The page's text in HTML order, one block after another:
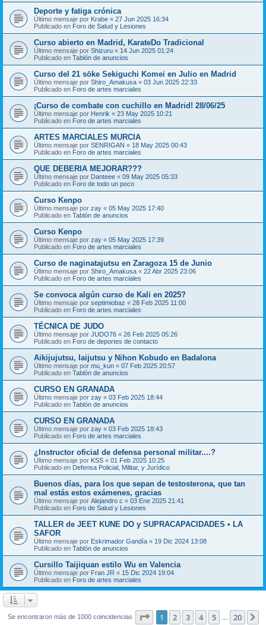
Deporte y fatiga crónica
Último mensaje por Krabe « 27 Jun 2025 16:34
Publicado en Foro de Salud y Lesiones
Curso abierto en Madrid, KarateDo Tradicional
Último mensaje por Shizuru « 14 Jun 2025 01:24
Publicado en Tablón de anuncios
Curso del 21 sōke Sekiguchi Komei en Julio en Madrid
Último mensaje por Shiro_Amakusa « 03 Jun 2025 22:33
Publicado en Foro de artes marciales
¡Curso de combate con cuchillo en Madrid! 28/06/25
Último mensaje por Henrik « 23 May 2025 10:21
Publicado en Foro de artes marciales
ARTES MARCIALES MURCIA
Último mensaje por SENRIGAN « 18 May 2025 00:43
Publicado en Foro de artes marciales
QUE DEBERIA MEJORAR???
Último mensaje por Danteee « 09 May 2025 05:33
Publicado en Foro de todo un poco
Curso Kenpo
Último mensaje por zay « 05 May 2025 17:40
Publicado en Tablón de anuncios
Curso Kenpo
Último mensaje por zay « 05 May 2025 17:39
Publicado en Foro de artes marciales
Curso de naginatajutsu en Zaragoza 15 de Junio
Último mensaje por Shiro_Amakusa « 22 Abr 2025 23:06
Publicado en Foro de artes marciales
Se convoca algún curso de Kali en 2025?
Último mensaje por septimiobaz « 28 Feb 2025 11:00
Publicado en Foro de artes marciales
TÉCNICA DE JUDO
Último mensaje por JUDO76 « 26 Feb 2025 05:26
Publicado en Foro de deportes de contacto
Aikijujutsu, Iaijutsu y Nihon Kobudo en Badalona
Último mensaje por mu_kun « 07 Feb 2025 20:57
Publicado en Tablón de anuncios
CURSO EN GRANADA
Último mensaje por zay « 03 Feb 2025 18:44
Publicado en Tablón de anuncios
CURSO EN GRANADA
Último mensaje por zay « 03 Feb 2025 18:43
Publicado en Foro de artes marciales
¿Instructor oficial de defensa personal militar....?
Último mensaje por KSS « 01 Feb 2025 10:25
Publicado en Defensa Policial, Militar, y Jurídico
Buenos días, para los que sepan de testosterona, que tan
mal estás estos exámenes, gracias
Último mensaje por Alejandro c « 03 Ene 2025 21:41
Publicado en Foro de Salud y Lesiones
TALLER de JEET KUNE DO y SUPRACAPACIDADES • LA
SAFOR
Último mensaje por Eskrimador Gandía « 19 Dic 2024 13:08
Publicado en Tablón de anuncios
Cursillo Taijiquan estilo Wu en Valencia
Último mensaje por Fran JR « 15 Dic 2024 19:04
Publicado en Foro de artes marciales
Se encontraron más de 1000 coincidencias Página de 20
1 2 3 4 5 20